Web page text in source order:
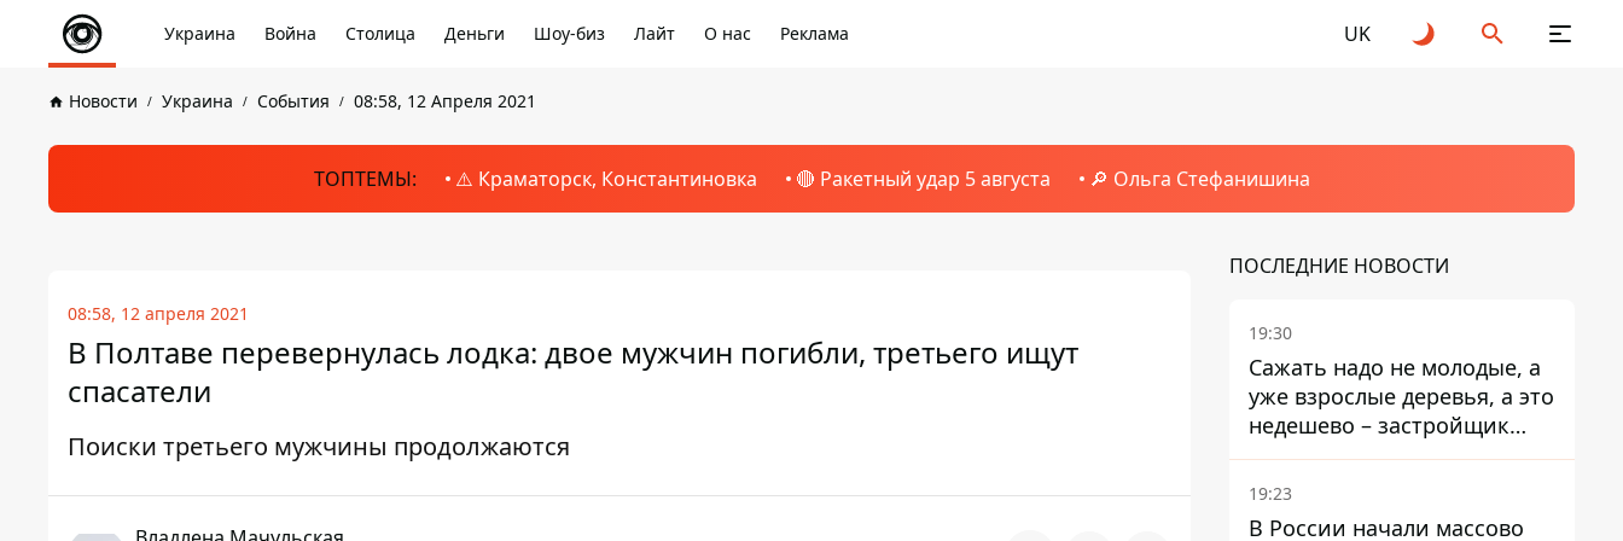
Украина Война Столица Деньги Шоу-биз Лайт О нас Реклама UK
Новости Украина События 08:58, 12 Апреля 2021
ТОПТЕМЫ: ⚠️ Краматорск, Константиновка 🔴 Ракетный удар 5 августа 🔎 Ольга Стефанишина
08:58, 12 апреля 2021
В Полтаве перевернулась лодка: двое мужчин погибли, третьего ищут
спасатели
Поиски третьего мужчины продолжаются
ПОСЛЕДНИЕ НОВОСТИ
19:30
Сажать надо не молодые, а
уже взрослые деревья, а это
недешево – застройщик
Никонов
19:23
В России начали массово